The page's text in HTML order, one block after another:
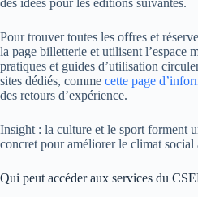
des idées pour les éditions suivantes.
Pour trouver toutes les offres et
la page billetterie et utilisent l’espace
pratiques et guides d’utilisation
sites dédiés, comme cette page
des retours d’expérience.
Insight : la culture et le sport forment
concret pour améliorer le climat social
Qui peut accéder aux services du